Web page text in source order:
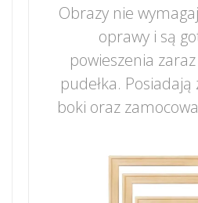
Obrazy nie
oprawy i są
powieszenia
pudełka.
boki oraz